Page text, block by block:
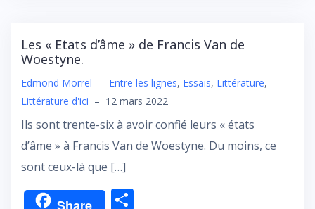
er
Les « Etats d’âme » de Francis Van de
Woestyne.
Edmond Morrel – Entre les lignes, Essais, Littérature,
Littérature d'ici – 12 mars 2022
Ils sont trente-six à avoir confié leurs « états
d’âme » à Francis Van de Woestyne. Du moins, ce
sont ceux-là que […]